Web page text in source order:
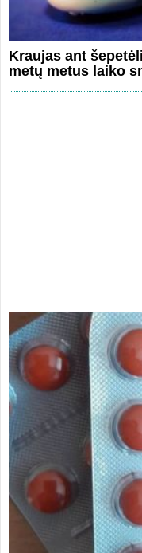
Kraujas ant
metų metus laiko